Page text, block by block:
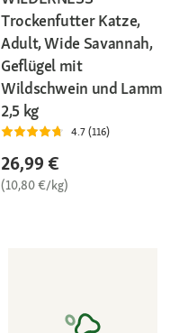
Trockenfutter Katze,
Adult, Wide Savannah,
Geflügel mit
Wildschwein und Lamm
2,5 kg
4.7 (116)
26,99 €
(10,80 €/kg)